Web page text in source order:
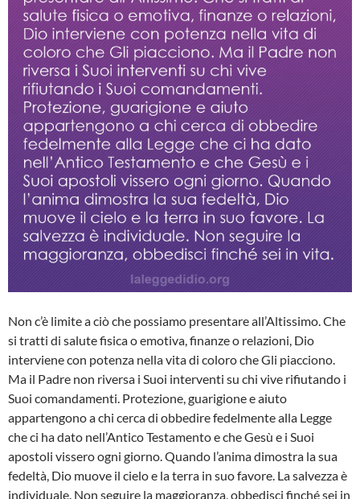
Non c’è limite a ciò che possiamo presentare all’Altissimo. Che
si tratti di salute fisica o emotiva, finanze o relazioni, Dio
interviene con potenza nella vita di coloro che Gli piacciono.
Ma il Padre non riversa i Suoi interventi su chi vive rifiutando i
Suoi comandamenti. Protezione, guarigione e aiuto
appartengono a chi cerca di obbedire fedelmente alla Legge
che ci ha dato nell’Antico Testamento e che Gesù e i Suoi
apostoli vissero ogni giorno. Quando l’anima dimostra la sua
fedeltà, Dio muove il cielo e la terra in suo favore. La salvezza è
individuale. Non seguire la maggioranza, obbedisci finché sei in